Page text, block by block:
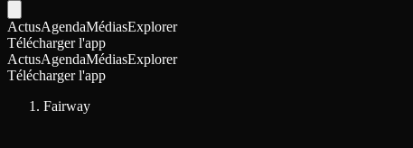
ActusAgendaMédiasExplorer
Télécharger l'app
ActusAgendaMédiasExplorer
Télécharger l'app
Fairway